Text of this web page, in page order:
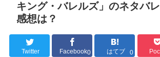
キング・バレルズ」のネタバ
感想は？
Twitter Facebook0 はてブ 0